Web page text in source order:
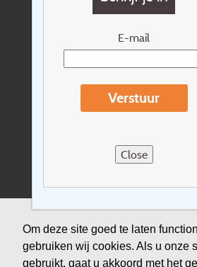
Om deze site goed te laten
gebruiken wij cookies. Als u onze
gebruikt, gaat u akkoord met het
E-mail
Verstuur
Close
Cadeaubon
Nieuwsbrief
Reisvoorwaarden
Sitemap
Verzekering
Duurzaamheid